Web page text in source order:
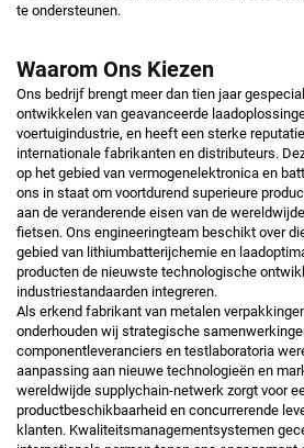
te ondersteunen.
Waarom Ons Kiezen
Ons bedrijf brengt meer dan tien jaar
ontwikkelen van geavanceerde
voertuigindustrie, en heeft een sterke
internationale fabrikanten en distributeurs.
op het gebied van vermogenelektronica en
ons in staat om voortdurend superieure
aan de veranderende eisen van de
fietsen. Ons engineeringteam beschikt over
gebied van lithiumbatterijchemie en
producten de nieuwste technologische
industriestandaarden integreren.
Als erkend fabrikant van metalen
onderhouden wij strategische
componentleveranciers en testlaboratoria
aanpassing aan nieuwe technologieën en
wereldwijde supplychain-netwerk zorgt voor
productbeschikbaarheid en concurrerende
klanten. Kwaliteitsmanagementsystemen